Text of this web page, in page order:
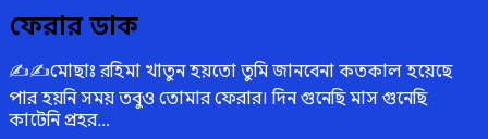
ফেরার ডাক
✍️✍️মোছাঃ রহিমা খাতুন হয়তো তুমি জানবেনা কতকাল হয়েছে
পার হয়নি সময় তবুও তোমার ফেরার। দিন গুনেছি মাস গুনেছি
কাটেনি প্রহর…